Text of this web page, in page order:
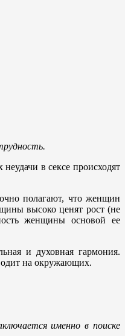
в сексе происходят
полагают, что женщин
высоко ценят рост (не
женщины основой ее
и духовная гармония.
на окружающих.
именно в поиске